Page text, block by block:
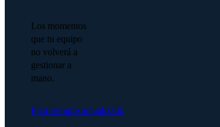
Los momentos
que tu equipo
no volverá a
gestionar a
mano.
Plan siempre actualizado